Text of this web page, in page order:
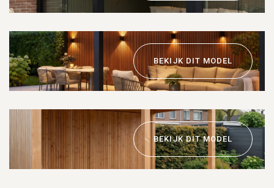
BEKIJK DIT MODEL
BEKIJK DIT MODEL